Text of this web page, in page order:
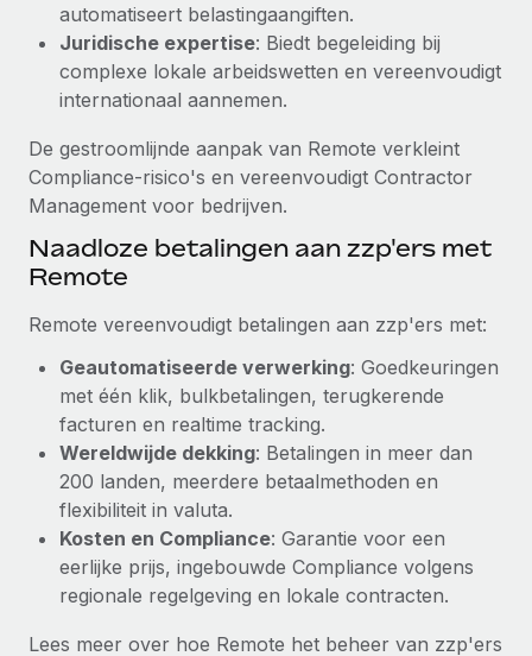
Hoe Phiture 55 werknemers in 19 landen
beheert met Remote
mobiele groeiadviessector, zet zich sinds 2016...
Meer informatie
automatiseert belastingaangiften.
Juridische expertise: Biedt begeleiding bij
complexe lokale arbeidswetten en vereenvoudigt
internationaal aannemen.
De gestroomlijnde aanpak van Remote verkleint
Compliance-risico's en vereenvoudigt Contractor
Management voor bedrijven.
Naadloze betalingen aan zzp'ers met
Remote
Remote vereenvoudigt betalingen aan zzp'ers met:
Geautomatiseerde verwerking: Goedkeuringen
met één klik, bulkbetalingen, terugkerende
facturen en realtime tracking.
Wereldwijde dekking: Betalingen in meer dan
200 landen, meerdere betaalmethoden en
flexibiliteit in valuta.
Kosten en Compliance: Garantie voor een
eerlijke prijs, ingebouwde Compliance volgens
regionale regelgeving en lokale contracten.
Lees meer over hoe Remote het beheer van zzp'ers